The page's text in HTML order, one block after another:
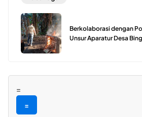
Berkolaborasi dengan
Unsur Aparatur Desa
=
=